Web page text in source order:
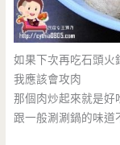
如果下次再吃石頭火
我應該會攻肉
那個肉炒起來就是好
跟一般涮涮鍋的味道